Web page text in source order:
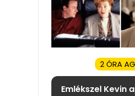
2 ÓRA
Emlékszel Kevin